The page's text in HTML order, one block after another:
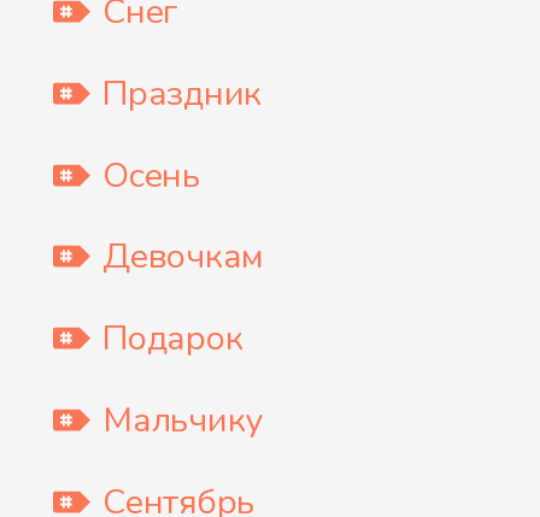
Снег
Праздник
Осень
Девочкам
Подарок
Мальчику
Сентябрь